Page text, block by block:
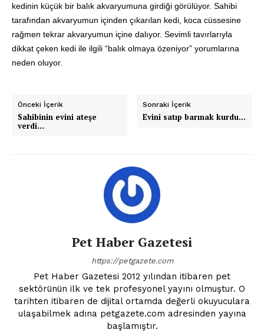
kedinin küçük bir balık akvaryumuna girdiği görülüyor. Sahibi
tarafından akvaryumun içinden çıkarılan kedi, koca cüssesine
rağmen tekrar akvaryumun içine dalıyor. Sevimli tavırlarıyla
dikkat çeken kedi ile ilgili “balık olmaya özeniyor” yorumlarına
neden oluyor.
Önceki İçerik
Sahibinin evini ateşe
verdi…
Sonraki İçerik
Evini satıp barınak kurdu…
Pet Haber Gazetesi
https://petgazete.com
Pet Haber Gazetesi 2012 yılından itibaren pet
sektörünün ilk ve tek profesyonel yayını olmuştur. O
tarihten itibaren de dijital ortamda değerli okuyuculara
ulaşabilmek adına petgazete.com adresinden yayına
başlamıştır.